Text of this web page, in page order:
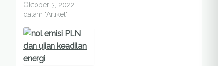
Oktober 3, 2022
dalam "Artikel"